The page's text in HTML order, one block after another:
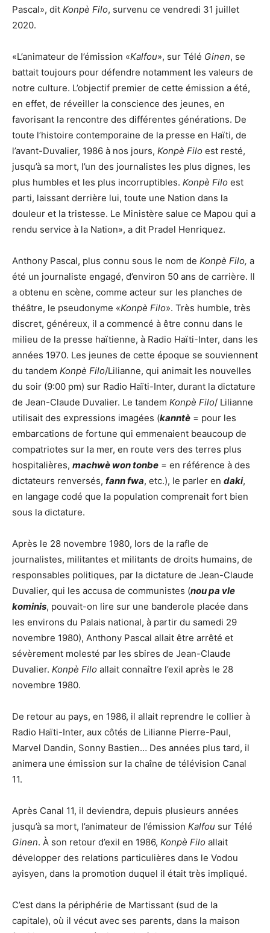
Pascal», dit Konpè Filo, survenu ce vendredi 31 juillet
2020.
«L’animateur de l’émission «Kalfou», sur Télé Ginen, se
battait toujours pour défendre notamment les valeurs de
notre culture. L’objectif premier de cette émission a été,
en effet, de réveiller la conscience des jeunes, en
favorisant la rencontre des différentes générations. De
toute l’histoire contemporaine de la presse en Haïti, de
l’avant-Duvalier, 1986 à nos jours, Konpè Filo est resté,
jusqu’à sa mort, l’un des journalistes les plus dignes, les
plus humbles et les plus incorruptibles. Konpè Filo est
parti, laissant derrière lui, toute une Nation dans la
douleur et la tristesse. Le Ministère salue ce Mapou qui a
rendu service à la Nation», a dit Pradel Henriquez.
Anthony Pascal, plus connu sous le nom de Konpè Filo, a
été un journaliste engagé, d’environ 50 ans de carrière. Il
a obtenu en scène, comme acteur sur les planches de
théâtre, le pseudonyme «Konpè Filo». Très humble, très
discret, généreux, il a commencé à être connu dans le
milieu de la presse haïtienne, à Radio Haïti-Inter, dans les
années 1970. Les jeunes de cette époque se souviennent
du tandem Konpè Filo/Lilianne, qui animait les nouvelles
du soir (9:00 pm) sur Radio Haïti-Inter, durant la dictature
de Jean-Claude Duvalier. Le tandem Konpè Filo/ Lilianne
utilisait des expressions imagées (kanntè = pour les
embarcations de fortune qui emmenaient beaucoup de
compatriotes sur la mer, en route vers des terres plus
hospitalières, machwè won tonbe = en référence à des
dictateurs renversés, fann fwa, etc.), le parler en daki,
en langage codé que la population comprenait fort bien
sous la dictature.
Après le 28 novembre 1980, lors de la rafle de
journalistes, militantes et militants de droits humains, de
responsables politiques, par la dictature de Jean-Claude
Duvalier, qui les accusa de communistes (nou pa vle
kominis, pouvait-on lire sur une banderole placée dans
les environs du Palais national, à partir du samedi 29
novembre 1980), Anthony Pascal allait être arrêté et
sévèrement molesté par les sbires de Jean-Claude
Duvalier. Konpè Filo allait connaître l’exil après le 28
novembre 1980.
De retour au pays, en 1986, il allait reprendre le collier à
Radio Haïti-Inter, aux côtés de Lilianne Pierre-Paul,
Marvel Dandin, Sonny Bastien… Des années plus tard, il
animera une émission sur la chaîne de télévision Canal
11.
Après Canal 11, il deviendra, depuis plusieurs années
jusqu’à sa mort, l’animateur de l’émission Kalfou sur Télé
Ginen. À son retour d’exil en 1986, Konpè Filo allait
développer des relations particulières dans le Vodou
ayisyen, dans la promotion duquel il était très impliqué.
C’est dans la périphérie de Martissant (sud de la
capitale), où il vécut avec ses parents, dans la maison